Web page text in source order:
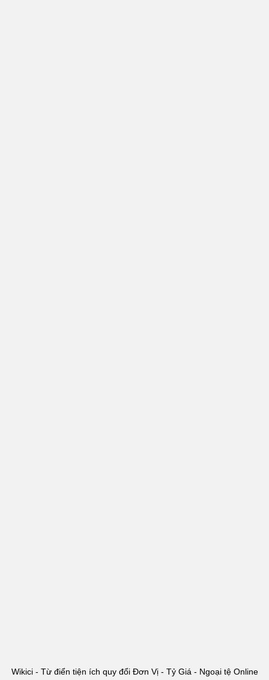
Wikici - Từ điển tiện ích quy đổi Đơn Vị - Tỷ Giá - Ngoại tệ Online